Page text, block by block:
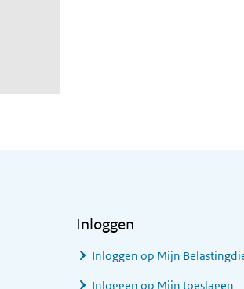
Inloggen
Inloggen op Mijn
Inloggen op Mijn toeslagen